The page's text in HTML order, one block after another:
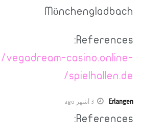
Mönchengladbach
References:
casino.online-
spielhallen.de/
Erlangen 3 أشهر ago
References: